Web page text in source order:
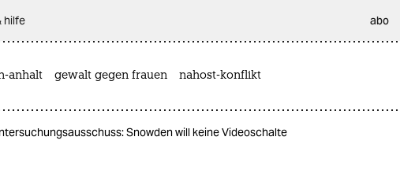
hilfe abo
anhalt gewalt gegen frauen nahost-konflikt
Snowden will keine Videoschalte